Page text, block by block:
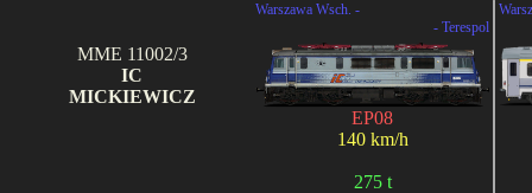
MME 11002/3
IC
MICKIEWICZ
Warszawa Wsch. -
- Terespol
EP08
140 km/h
275 t